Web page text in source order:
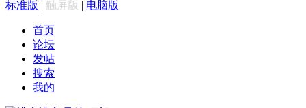
标准版 | 触屏版 | 电脑版
首页
论坛
发帖
搜索
我的